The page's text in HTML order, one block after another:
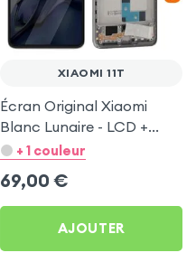
XIAOMI 11T
Écran Original Xiaomi
Blanc Lunaire - LCD +
Vitre Tactile (avec
+ 1 couleur
69,00 €
AJOUTER